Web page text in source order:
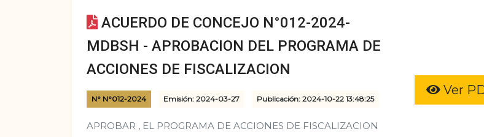
ACUERDO DE CONCEJO N°012-2024-
MDBSH - APROBACION DEL PROGRAMA DE
ACCIONES DE FISCALIZACION
N° N°012-2024 Emisión: 2024-03-27 Publicación: 2024-10-22 13:48:25
APROBAR , EL PROGRAMA DE ACCIONES DE FISCALIZACION
Ver